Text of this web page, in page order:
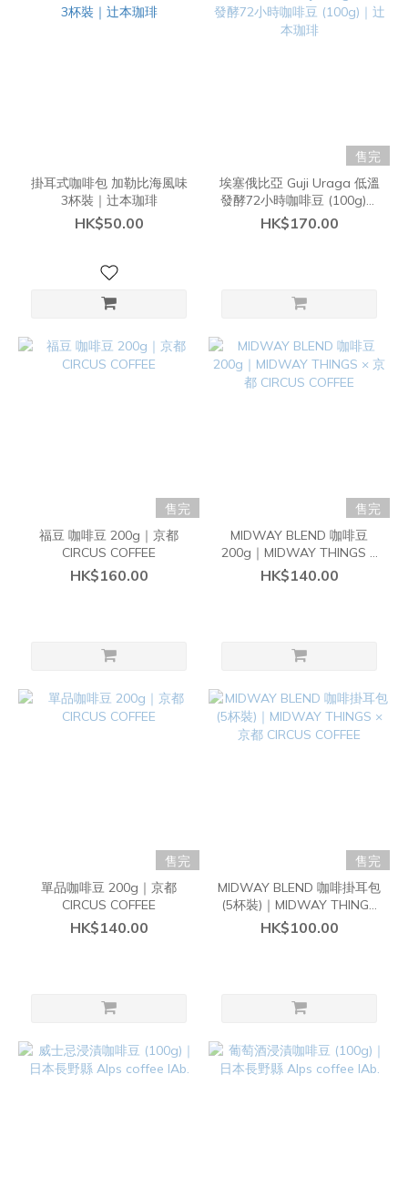
掛耳式咖啡包 加勒比海風味
3杯裝｜辻本珈琲
HK$50.00
售完
埃塞俄比亞 Guji Uraga 低溫
發酵72小時咖啡豆 (100g)｜
辻本珈琲
HK$170.00
售完
福豆 咖啡豆 200g｜京都
CIRCUS COFFEE
HK$160.00
售完
MIDWAY BLEND 咖啡豆
200g｜MIDWAY THINGS ×
京都 CIRCUS COFFEE
HK$140.00
售完
單品咖啡豆 200g｜京都
CIRCUS COFFEE
HK$140.00
售完
MIDWAY BLEND 咖啡掛耳包
(5杯裝)｜MIDWAY THINGS
× 京都 CIRCUS COFFEE
HK$100.00